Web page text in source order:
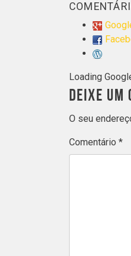
Loading
DEIXE UM
O seu
Comentário *